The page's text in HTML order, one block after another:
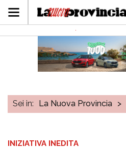
Sei in: La Nuova Provincia >
INIZIATIVA INEDITA